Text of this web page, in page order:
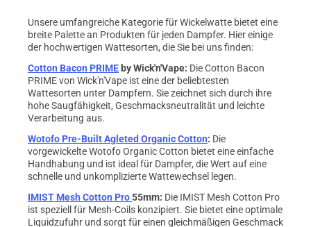
Unsere umfangreiche Kategorie für Wickelwatte bietet eine
breite Palette an Produkten für jeden Dampfer. Hier einige
der hochwertigen Wattesorten, die Sie bei uns finden:
Cotton Bacon PRIME by Wick'n'Vape: Die Cotton Bacon
PRIME von Wick'n'Vape ist eine der beliebtesten
Wattesorten unter Dampfern. Sie zeichnet sich durch ihre
hohe Saugfähigkeit, Geschmacksneutralität und leichte
Verarbeitung aus.
Wotofo Pre-Built Agleted Organic Cotton: Die
vorgewickelte Wotofo Organic Cotton bietet eine einfache
Handhabung und ist ideal für Dampfer, die Wert auf eine
schnelle und unkomplizierte Wattewechsel legen.
IMIST Mesh Cotton Pro55mm: Die IMIST Mesh Cotton Pro
ist speziell für Mesh-Coils konzipiert. Sie bietet eine optimale
Liquidzufuhr und sorgt für einen gleichmäßigen Geschmack